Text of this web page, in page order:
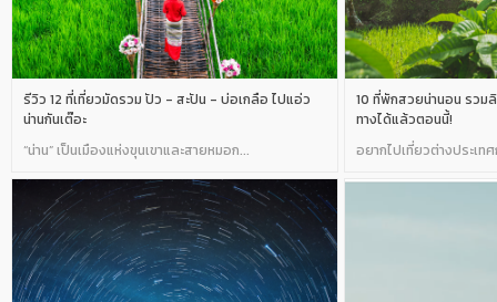
รีวิว 12 ที่เที่ยวมัดรวม ปัว - สะปัน - บ่อเกลือ ไปแอ่ว
น่านกันเต๊อะ
“น่าน” เป็นเมืองแห่งขุนเขาและสายหมอก...
10 ที่พักสวยน่านอน รวม
ทางได้แล้วตอนนี้!
อยากไปเที่ยวต่างประเท